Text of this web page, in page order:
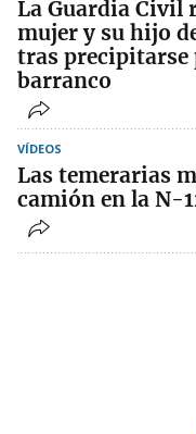
La Guardia Civil
mujer y su hijo
tras precipitarse
barranco
VÍDEOS
Las temerarias
camión en la N-